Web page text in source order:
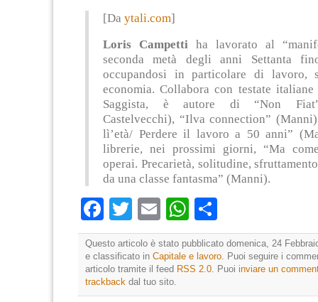
[Da ytali.com]
Loris Campetti ha lavorato al
seconda metà degli anni Settanta
occupandosi in particolare di lavoro,
economia. Colla­bora con testate italiane
Saggista, è autore di “Non
Castelvecchi), “Ilva connection”
lì’età/ Perdere il lavoro a 50 anni”
librerie, nei prossimi giorni, “Ma
operai. Precarietà, solitudine,
da una classe fantasma” (Manni).
Facebook
TwitterEmailWhatsApp
Questo articolo è stato pubblicato domenica, 24
e classificato in Capitale e lavoro . Puoi seguire i
articolo tramite il feed RSS 2.0 . Puoi inviare un
trackback dal tuo sito.